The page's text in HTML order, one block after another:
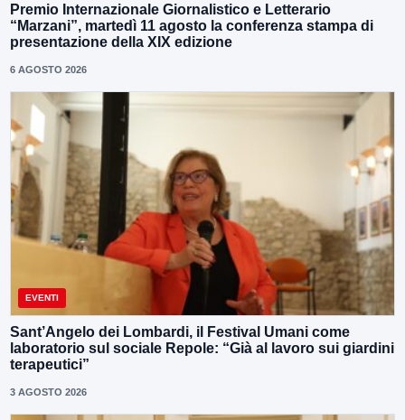
Premio Internazionale Giornalistico e Letterario
“Marzani”, martedì 11 agosto la conferenza stampa di
presentazione della XIX edizione
6 AGOSTO 2026
EVENTI
Sant’Angelo dei Lombardi, il Festival Umani come
laboratorio sul sociale Repole: “Già al lavoro sui giardini
terapeutici”
3 AGOSTO 2026